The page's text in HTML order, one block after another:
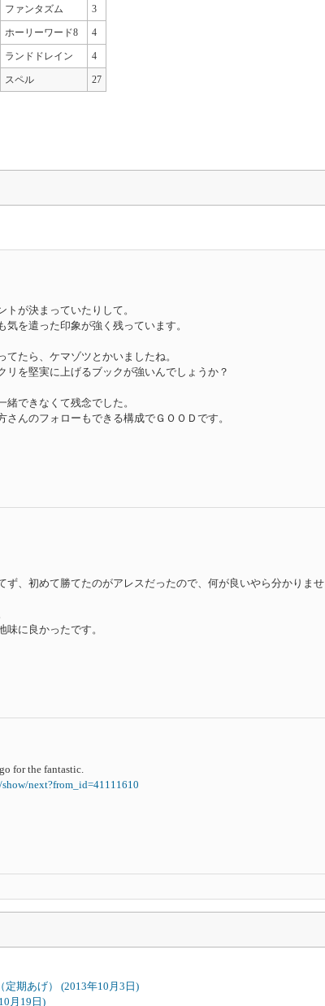
ファンタズム 3
ホーリーワード8 4
ランドドレイン 4
スペル 27
が決まっていたりして。
を遣った印象が強く残っています。
たら、ケマゾツとかいましたね。
リを堅実に上げるブックが強いんでしょうか？
できなくて残念でした。
んのフォローもできる構成でＧＯＯＤです。
ず、初めて勝てたのがアレスだったので、何が良いやら分かりませ
に良かったです。
for the fantastic.
next?from_id=41111610
定期あげ） (2013年10月3日)
月19日)